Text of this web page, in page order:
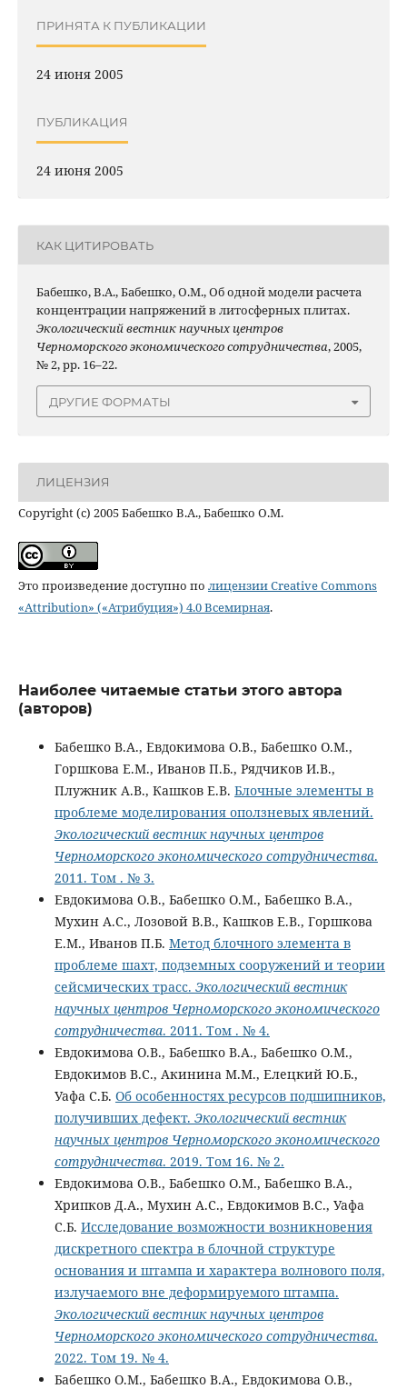
ПРИНЯТА К ПУБЛИКАЦИИ
24 июня 2005
ПУБЛИКАЦИЯ
24 июня 2005
КАК ЦИТИРОВАТЬ
Бабешко, В.А., Бабешко, О.М., Об одной модели расчета
концентрации напряжений в литосферных плитах.
Экологический вестник научных центров
Черноморского экономического сотрудничества, 2005,
№ 2, pp. 16–22.
ДРУГИЕ ФОРМАТЫ
ЛИЦЕНЗИЯ
Copyright (c) 2005 Бабешко В.А., Бабешко О.М.
Это произведение доступно по лицензии Creative Commons
«Attribution» («Атрибуция») 4.0 Всемирная.
Наиболее читаемые статьи этого автора
(авторов)
Бабешко В.А., Евдокимова О.В., Бабешко О.М.,
Горшкова Е.М., Иванов П.Б., Рядчиков И.В.,
Плужник А.В., Кашков Е.В. Блочные элементы в
проблеме моделирования оползневых явлений.
Экологический вестник научных центров
Черноморского экономического сотрудничества.
2011. Том . № 3.
Евдокимова О.В., Бабешко О.М., Бабешко В.А.,
Мухин А.С., Лозовой В.В., Кашков Е.В., Горшкова
Е.М., Иванов П.Б. Метод блочного элемента в
проблеме шахт, подземных сооружений и теории
сейсмических трасс. Экологический вестник
научных центров Черноморского экономического
сотрудничества. 2011. Том . № 4.
Евдокимова О.В., Бабешко В.А., Бабешко О.М.,
Евдокимов В.С., Акинина М.М., Елецкий Ю.Б.,
Уафа С.Б. Об особенностях ресурсов подшипников,
получивших дефект. Экологический вестник
научных центров Черноморского экономического
сотрудничества. 2019. Том 16. № 2.
Евдокимова О.В., Бабешко О.М., Бабешко В.А.,
Хрипков Д.А., Мухин А.С., Евдокимов В.С., Уафа
С.Б. Исследование возможности возникновения
дискретного спектра в блочной структуре
основания и штампа и характера волнового поля,
излучаемого вне деформируемого штампа.
Экологический вестник научных центров
Черноморского экономического сотрудничества.
2022. Том 19. № 4.
Бабешко О.М., Бабешко В.А., Евдокимова О.В.,